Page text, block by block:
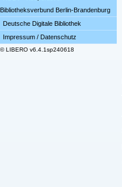
Bibliotheksverbund Berlin-Brandenburg
Deutsche Digitale Bibliothek
Impressum / Datenschutz
© LIBERO v6.4.1sp240618